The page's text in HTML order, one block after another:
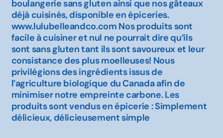
boulangerie sans gluten ainsi que nos gâteaux
déjà cuisinés, disponible en épiceries.
www.lulubelleandco.com Nos produits sont
facile à cuisiner et nul ne pourrait dire qu’ils
sont sans gluten tant ils sont savoureux et leur
consistance des plus moelleuses! Nous
privilégions des ingrédients issus de
l’agriculture biologique du Canada afin de
minimiser notre empreinte carbone. Les
produits sont vendus en épicerie : Simplement
délicieux, délicieusement simple